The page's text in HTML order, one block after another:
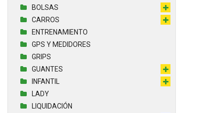
BOLSAS
CARROS
ENTRENAMIENTO
GPS Y MEDIDORES
GRIPS
GUANTES
INFANTIL
LADY
LIQUIDACIÓN